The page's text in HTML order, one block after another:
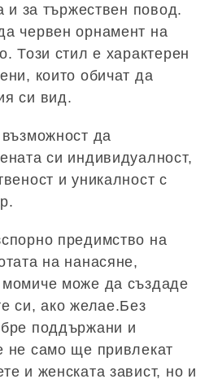
и за тържествен повод.
червен орнамент на
Този стил е характерен
които обичат да
си вид.
да
си индивидуалност,
и уникалност с
предимство на
на нанасяне,
момиче може да създаде
си, ако желае.Без
поддържани и
не само ще привлекат
и женската завист, но и